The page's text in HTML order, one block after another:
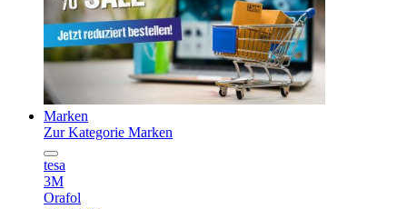
Marken
Zur Kategorie Marken
tesa
3M
Orafol